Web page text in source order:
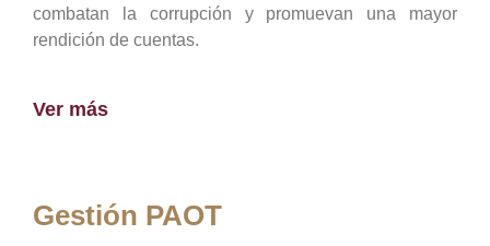
combatan la corrupción y promuevan una mayor
rendición de cuentas.
Ver más
Gestión PAOT